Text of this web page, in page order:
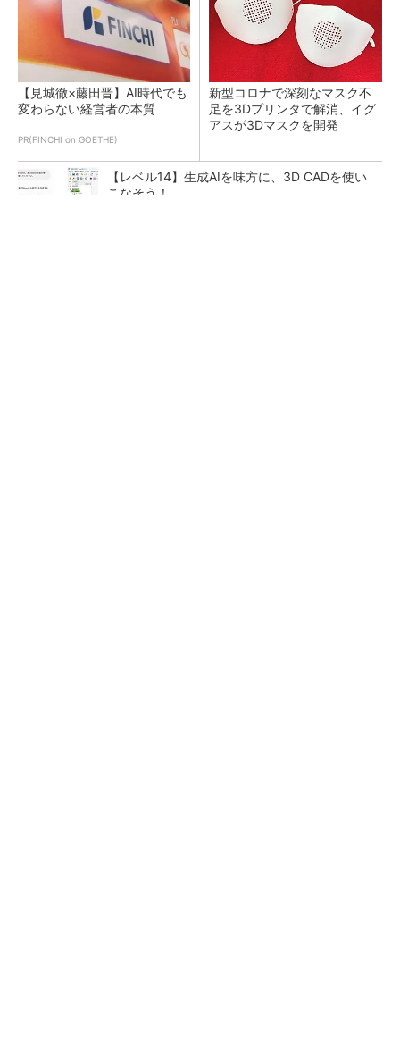
【見城徹×藤田晋】AI時代でも
変わらない経営者の本質
PR(FINCHI on GOETHE)
新型コロナで深刻なマスク不
足を3Dプリンタで解消、イグ
アスが3Dマスクを開発
【レベル14】生成AIを味方に、3D CADを使い
こなそう！